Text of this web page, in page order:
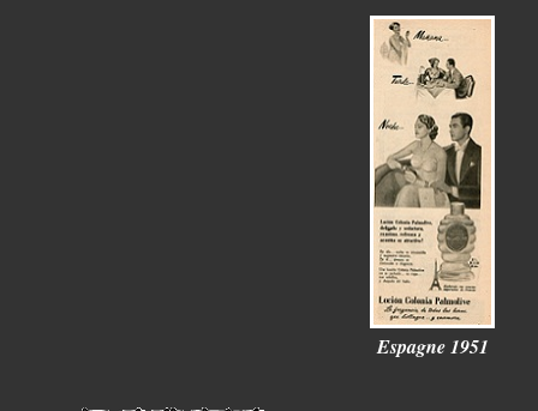
Espagne 1951